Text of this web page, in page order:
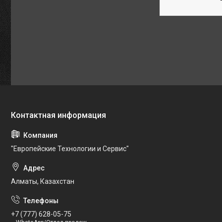
"Европейские Технологии и Сервис"
Алматы, Казахстан
+7 (777) 628-05-75